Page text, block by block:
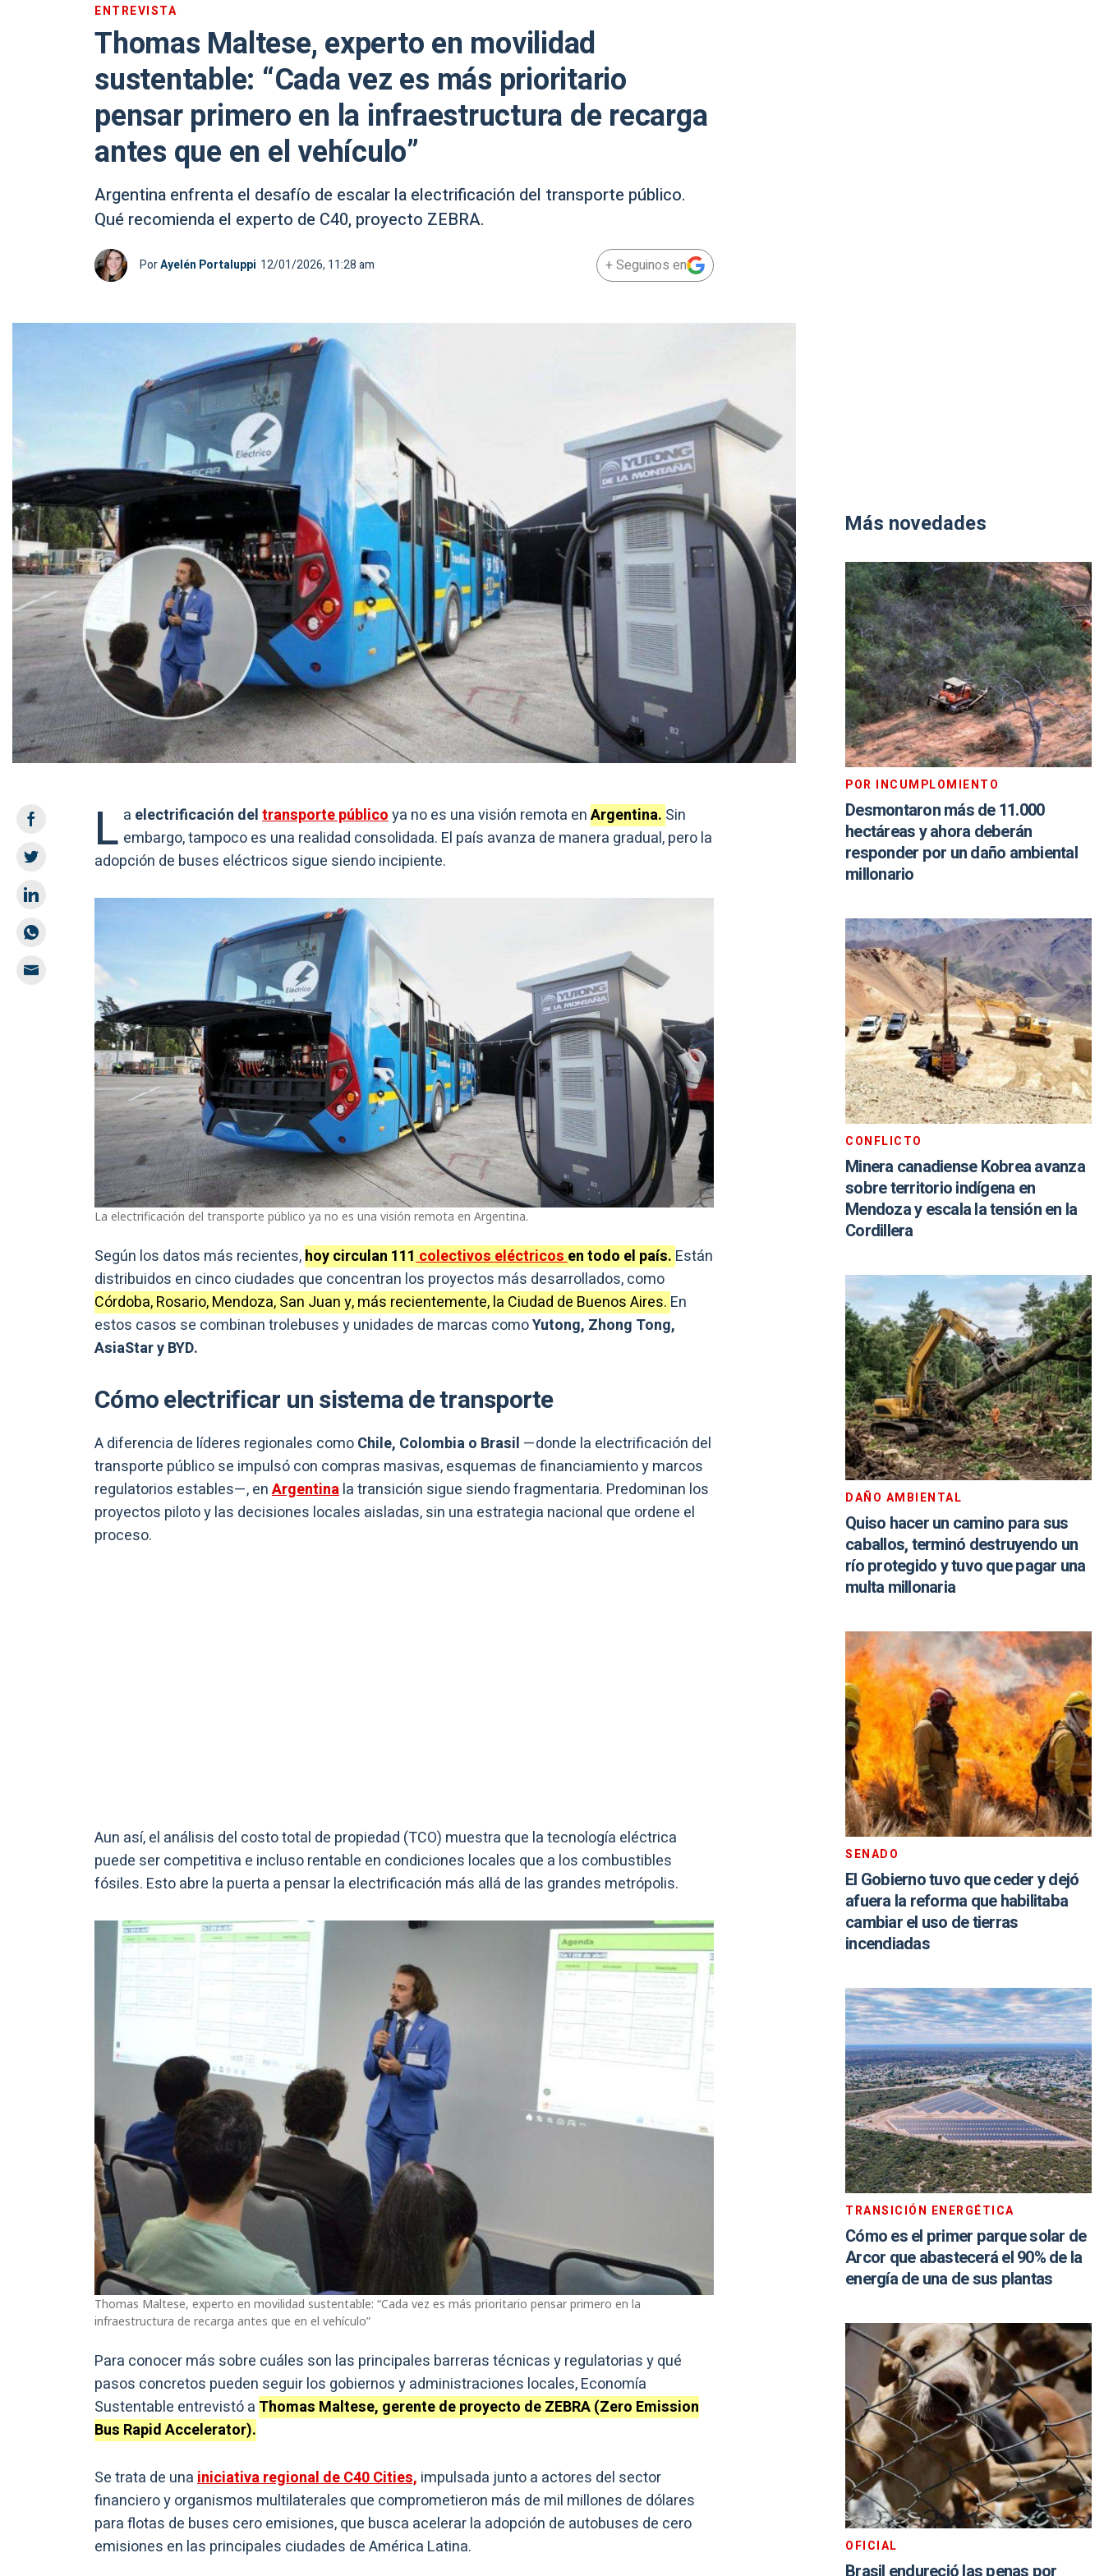
ENTREVISTA
Thomas Maltese, experto en movilidad
sustentable: “Cada vez es más prioritario
pensar primero en la infraestructura de recarga
antes que en el vehículo”
Argentina enfrenta el desafío de escalar la electrificación del transporte público.
Qué recomienda el experto de C40, proyecto ZEBRA.
PorAyelén Portaluppi 12/01/2026, 11:28 am + Seguinos en
L a electrificación deltransporte públicoya no es una visión remota enArgentina. Sin
embargo, tampoco es una realidad consolidada. El país avanza de manera gradual, pero la
adopción de buses eléctricos sigue siendo incipiente.
La electrificación del transporte público ya no es una visión remota en Argentina.
Según los datos más recientes,hoy circulan 111colectivos eléctricosen todo el país. Están
distribuidos en cinco ciudades que concentran los proyectos más desarrollados, como
Córdoba, Rosario, Mendoza, San Juan y, más recientemente, la Ciudad de Buenos Aires. En
estos casos se combinan trolebuses y unidades de marcas comoYutong, Zhong Tong,
AsiaStar y BYD.
Cómo electrificar un sistema de transporte
A diferencia de líderes regionales comoChile, Colombia o Brasil —donde la electrificación del
transporte público se impulsó con compras masivas, esquemas de financiamiento y marcos
regulatorios estables—, enArgentinala transición sigue siendo fragmentaria. Predominan los
proyectos piloto y las decisiones locales aisladas, sin una estrategia nacional que ordene el
proceso.
Aun así, el análisis del costo total de propiedad (TCO) muestra que la tecnología eléctrica
puede ser competitiva e incluso rentable en condiciones locales que a los combustibles
fósiles. Esto abre la puerta a pensar la electrificación más allá de las grandes metrópolis.
Thomas Maltese, experto en movilidad sustentable: “Cada vez es más prioritario pensar primero en la
infraestructura de recarga antes que en el vehículo”
Para conocer más sobre cuáles son las principales barreras técnicas y regulatorias y qué
pasos concretos pueden seguir los gobiernos y administraciones locales, Economía
Sustentable entrevistó a Thomas Maltese, gerente de proyecto de ZEBRA (Zero Emission
Bus Rapid Accelerator).
Se trata de unainiciativa regional de C40 Cities, impulsada junto a actores del sector
financiero y organismos multilaterales que comprometieron más de mil millones de dólares
para flotas de buses cero emisiones, que busca acelerar la adopción de autobuses de cero
emisiones en las principales ciudades de América Latina.
Más novedades
POR INCUMPLOMIENTO
Desmontaron más de 11.000
hectáreas y ahora deberán
responder por un daño ambiental
millonario
CONFLICTO
Minera canadiense Kobrea avanza
sobre territorio indígena en
Mendoza y escala la tensión en la
Cordillera
DAÑO AMBIENTAL
Quiso hacer un camino para sus
caballos, terminó destruyendo un
río protegido y tuvo que pagar una
multa millonaria
SENADO
El Gobierno tuvo que ceder y dejó
afuera la reforma que habilitaba
cambiar el uso de tierras
incendiadas
TRANSICIÓN ENERGÉTICA
Cómo es el primer parque solar de
Arcor que abastecerá el 90% de la
energía de una de sus plantas
OFICIAL